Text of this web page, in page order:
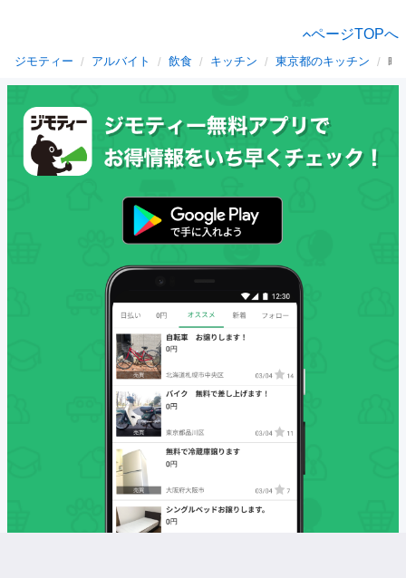
ページTOPへ
ジモティー アルバイト 飲食 キッチン 東京都のキッチン 町